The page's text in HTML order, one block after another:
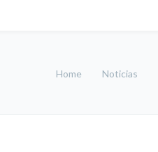
Home Noticias